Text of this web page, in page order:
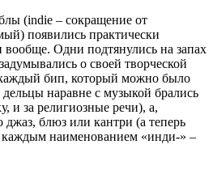
(indie – сокращение от
появились практически
Одни подтянулись на запах
о своей творческой
бип, который можно было
наравне с музыкой брались
и за религиозные речи), а,
блюз или кантри (а теперь
каждым наименованием «инди-» –